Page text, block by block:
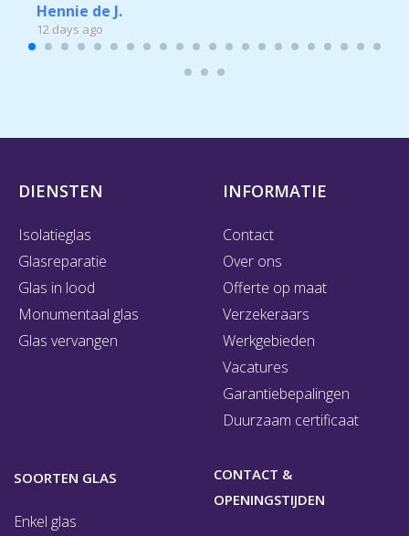
Hennie de J.
12 days ago
DIENSTEN
Isolatieglas
Glasreparatie
Glas in lood
Monumentaal glas
Glas vervangen
INFORMATIE
Contact
Over ons
Offerte op maat
Verzekeraars
Werkgebieden
Vacatures
Garantiebepalingen
Duurzaam certificaat
SOORTEN GLAS
Enkel glas
CONTACT &
OPENINGSTIJDEN